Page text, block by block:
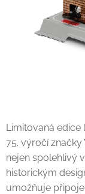
Limitovaná edice
75. výročí značky
nejen spolehlivý
historickým
umožňuje